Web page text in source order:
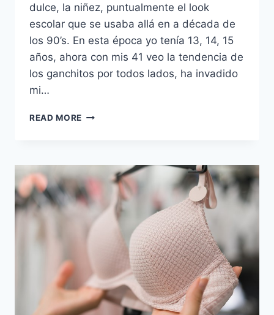
dulce, la niñez, puntualmente el look
escolar que se usaba allá en a década de
los 90’s. En esta época yo tenía 13, 14, 15
años, ahora con mis 41 veo la tendencia de
los ganchitos por todos lados, ha invadido
mi…
READ MORE HAIR
LLEVAR
LA
TENDENCIA
DE
LOS
GANCHITOS
TIENES
20’S